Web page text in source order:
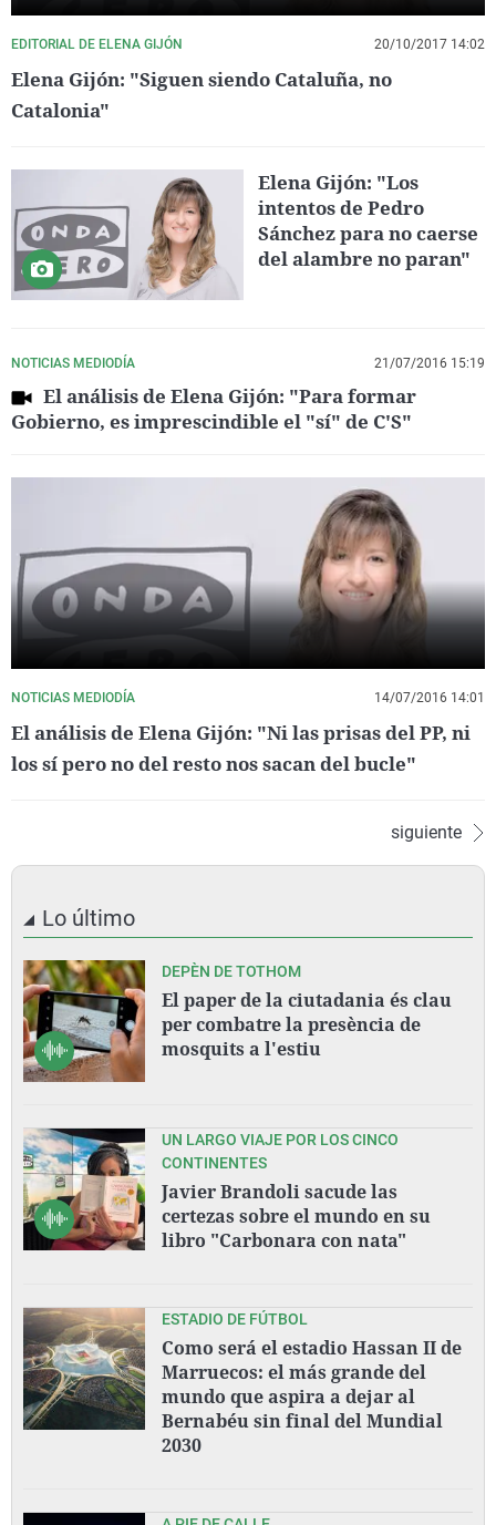
EDITORIAL DE ELENA GIJÓN 20/10/2017 14:02
Elena Gijón: "Siguen siendo Cataluña, no
Catalonia"
Elena Gijón: "Los
intentos de Pedro
Sánchez para no caerse
del alambre no paran"
NOTICIAS MEDIODÍA 21/07/2016 15:19
El análisis de Elena Gijón: "Para formar
Gobierno, es imprescindible el "sí" de C'S"
NOTICIAS MEDIODÍA 14/07/2016 14:01
El análisis de Elena Gijón: "Ni las prisas del PP, ni
los sí pero no del resto nos sacan del bucle"
siguiente
Lo último
DEPÈN DE TOTHOM
El paper de la ciutadania és clau
per combatre la presència de
mosquits a l'estiu
UN LARGO VIAJE POR LOS CINCO
CONTINENTES
Javier Brandoli sacude las
certezas sobre el mundo en su
libro "Carbonara con nata"
ESTADIO DE FÚTBOL
Como será el estadio Hassan II de
Marruecos: el más grande del
mundo que aspira a dejar al
Bernabéu sin final del Mundial
2030